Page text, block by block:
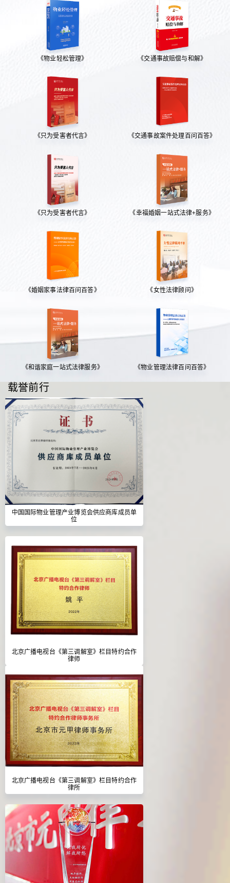
《物业轻松管理》 《交通事故赔偿与和解》
《只为受害者代言》 《交通事故案件处理百问百答》
《只为受害者代言》 《幸福婚姻一站式法律+服务》
《婚姻家事法律百问百答》 《女性法律顾问》
《和谐家庭一站式法律服务》 《物业管理法律百问百答》
载誉前行
中国国际物业管理产业博览会供应商库成员单
位
北京广播电视台《第三调解室》栏目特约合作
律师
北京广播电视台《第三调解室》栏目特约合作
律所